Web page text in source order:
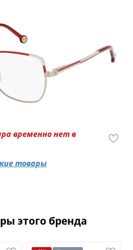
временно нет в
товары
этого бренда